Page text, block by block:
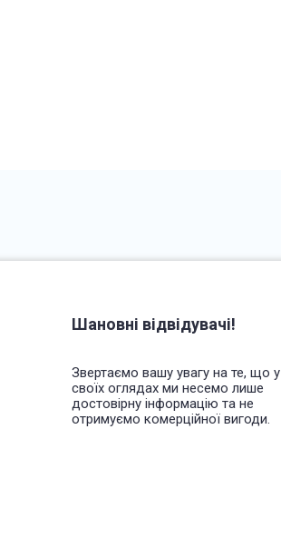
Шановні відвідувачі!
Звертаємо вашу увагу на те, що у
своїх оглядах ми несемо лише
достовірну інформацію та не
отримуємо комерційної вигоди.